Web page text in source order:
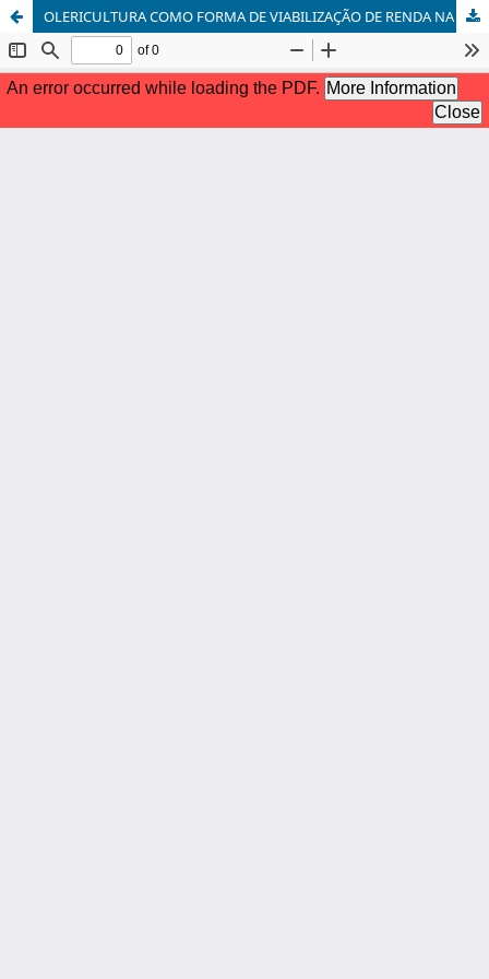
OLERICULTURA COMO FORMA DE VIABILIZAÇÃO DE RENDA NA AGRICULTURA FAMILIAR: UM ESTUDO DE CASO NO MUNCÍPIO DE BOA VISTA DAS MISSÕES – RS